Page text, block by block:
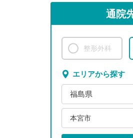
通院
整形外科
エリアから探す
福島県
本宮市